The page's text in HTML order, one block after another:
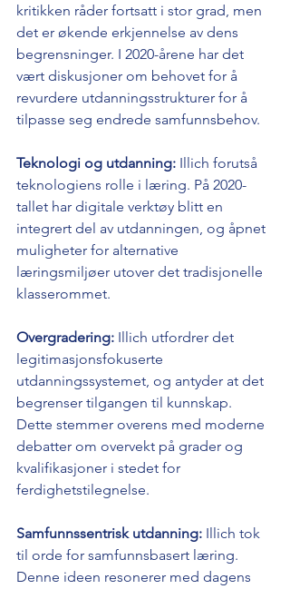
kritikken råder fortsatt i stor grad, men
det er økende erkjennelse av dens
begrensninger. I 2020-årene har det
vært diskusjoner om behovet for å
revurdere utdanningsstrukturer for å
tilpasse seg endrede samfunnsbehov.
Teknologi og utdanning: Illich forutså
teknologiens rolle i læring. På 2020-
tallet har digitale verktøy blitt en
integrert del av utdanningen, og åpnet
muligheter for alternative
læringsmiljøer utover det tradisjonelle
klasserommet.
Overgradering: Illich utfordrer det
legitimasjonsfokuserte
utdanningssystemet, og antyder at det
begrenser tilgangen til kunnskap.
Dette stemmer overens med moderne
debatter om overvekt på grader og
kvalifikasjoner i stedet for
ferdighetstilegnelse.
Samfunnssentrisk utdanning: Illich tok
til orde for samfunnsbasert læring.
Denne ideen resonerer med dagens